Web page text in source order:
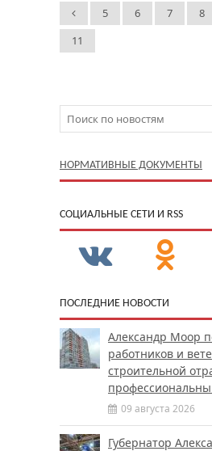
5 6 7 8
11
НОРМАТИВНЫЕ ДОКУМЕНТЫ
CОЦИАЛЬНЫЕ СЕТИ И RSS
ПОСЛЕДНИЕ НОВОСТИ
Александр Моор
работников и
строительной
09 августа 2026
Губернатор